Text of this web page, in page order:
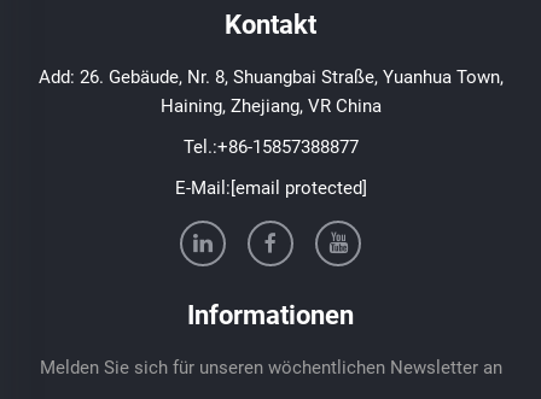
Kontakt
Add: 26. Gebäude, Nr. 8, Shuangbai Straße, Yuanhua Town,
Haining, Zhejiang, VR China
Tel.:+86-15857388877
E-Mail:[email protected]
Informationen
Melden Sie sich für unseren wöchentlichen Newsletter an